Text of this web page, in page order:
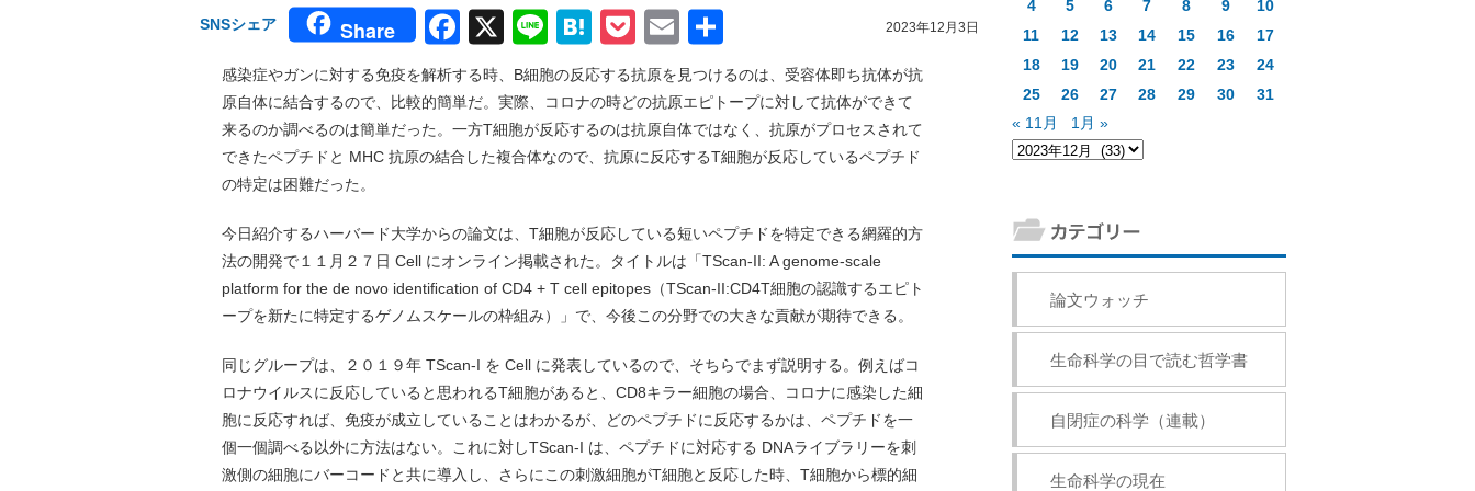
2023年12月3日
SNSシェア Share Facebook
X LineHatena
Pocket
Email
有
感染症やガンに対する免疫を解析する時、B細胞の反応する抗原を見つけるのは、受容体即ち抗体が抗
原自体に結合するので、比較的簡単だ。実際、コロナの時どの抗原エピトープに対して抗体ができて
来るのか調べるのは簡単だった。一方T細胞が反応するのは抗原自体ではなく、抗原がプロセスされて
できたペプチドと MHC 抗原の結合した複合体なので、抗原に反応するT細胞が反応しているペプチド
の特定は困難だった。
今日紹介するハーバード大学からの論文は、T細胞が反応している短いペプチドを特定できる網羅的方
法の開発で１１月２７日 Cell にオンライン掲載された。タイトルは「TScan-II: A genome-scale
platform for the de novo identiﬁcation of CD4 + T cell epitopes（TScan-II:CD4T細胞の認識するエピト
ープを新たに特定するゲノムスケールの枠組み）」で、今後この分野での大きな貢献が期待できる。
同じグループは、２０１９年 TScan-I を Cell に発表しているので、そちらでまず説明する。例えばコ
ロナウイルスに反応していると思われるT細胞があると、CD8キラー細胞の場合、コロナに感染した細
胞に反応すれば、免疫が成立していることはわかるが、どのペプチドに反応するかは、ペプチドを一
個一個調べる以外に方法はない。これに対しTScan-I は、ペプチドに対応する DNAライブラリーを刺
激側の細胞にバーコードと共に導入し、さらにこの刺激細胞がT細胞と反応した時、T細胞から標的細
4 5 6 7 8 9
10
11
12 13 14 15 16
17
18
19 20 21 22 23
24
25
26 27 28 29 30
31
« 11月
1月 »
論文ウォッチ
生命科学の目で読む哲学書
自閉症の科学（連載）
生命科学の現在